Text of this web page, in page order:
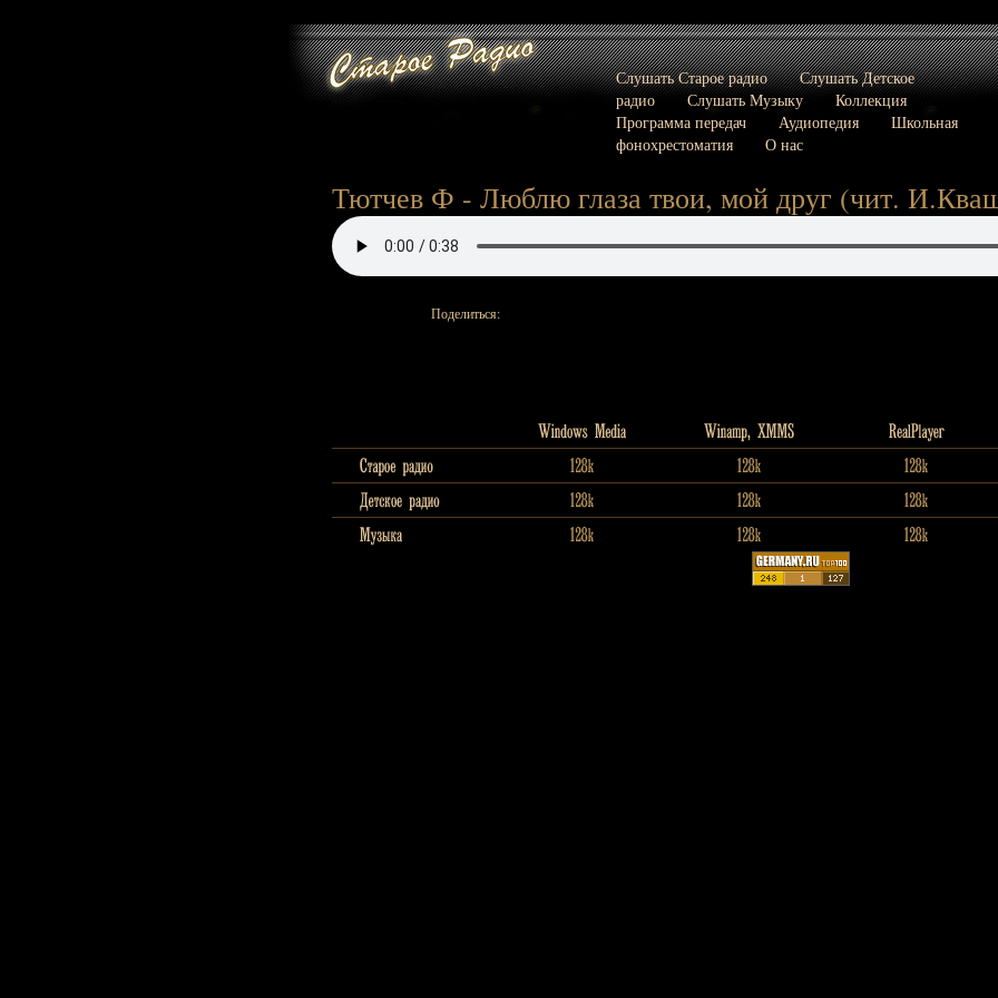
Слушать Старое радио
Слушать Детское
радио
Слушать Музыку
Коллекция
Программа передач
Аудиопедия
Школьная
фонохрестоматия
О нас
Тютчев Ф - Люблю глаза твои, мой друг (чит.
Поделиться: